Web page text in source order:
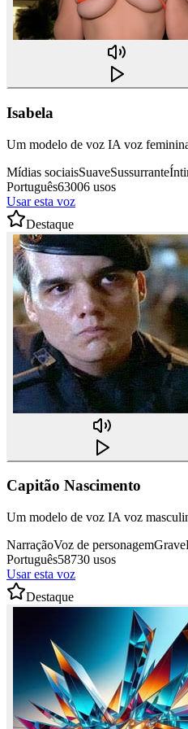
Isabela
Um modelo de voz IA voz
Mídias sociaisSuaveSussurrante
Português63006 usos
Usar esta voz
Destaque
Capitão Nascimento
Um modelo de voz IA voz
NarraçãoVoz de personagemGrave
Português58730 usos
Usar esta voz
Destaque